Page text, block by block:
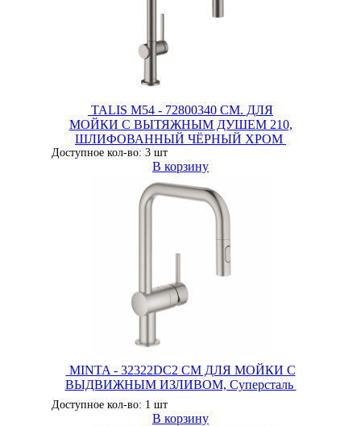
TALIS M54 - 72800340 СМ. ДЛЯ
МОЙКИ С ВЫТЯЖНЫМ ДУШЕМ 210,
ШЛИФОВАННЫЙ ЧЁРНЫЙ ХРОМ
Доступное кол-во: 3 шт
В корзину
MINTA - 32322DC2 СМ ДЛЯ МОЙКИ С
ВЫДВИЖНЫМ ИЗЛИВОМ, Суперсталь
Доступное кол-во: 1 шт
В корзину